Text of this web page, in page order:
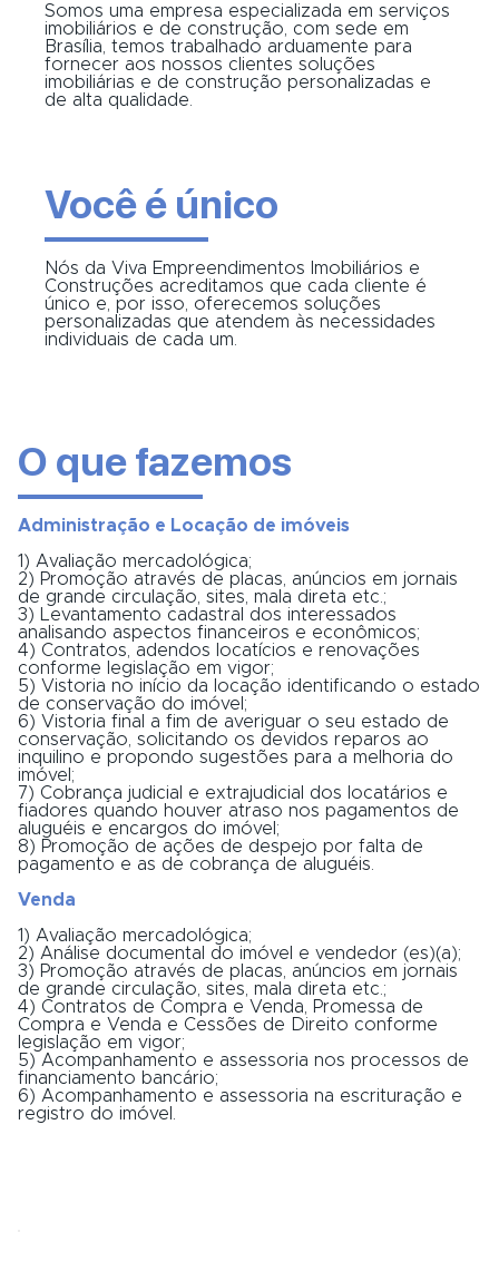
Somos uma empresa especializada em serviços
imobiliários e de construção, com sede em
Brasília, temos trabalhado arduamente para
fornecer aos nossos clientes soluções
imobiliárias e de construção personalizadas e
de alta qualidade.
Você é único
Nós da Viva Empreendimentos Imobiliários e
Construções acreditamos que cada cliente é
único e, por isso, oferecemos soluções
personalizadas que atendem às necessidades
individuais de cada um.
O que fazemos
Administração e Locação de imóveis
1) Avaliação mercadológica;
2) Promoção através de placas, anúncios em jornais
de grande circulação, sites, mala direta etc.;
3) Levantamento cadastral dos interessados
analisando aspectos financeiros e econômicos;
4) Contratos, adendos locatícios e renovações
conforme legislação em vigor;
5) Vistoria no início da locação identificando o estado
de conservação do imóvel;
6) Vistoria final a fim de averiguar o seu estado de
conservação, solicitando os devidos reparos ao
inquilino e propondo sugestões para a melhoria do
imóvel;
7) Cobrança judicial e extrajudicial dos locatários e
fiadores quando houver atraso nos pagamentos de
aluguéis e encargos do imóvel;
8) Promoção de ações de despejo por falta de
pagamento e as de cobrança de aluguéis.
Venda
1) Avaliação mercadológica;
2) Análise documental do imóvel e vendedor (es)(a);
3) Promoção através de placas, anúncios em jornais
de grande circulação, sites, mala direta etc.;
4) Contratos de Compra e Venda, Promessa de
Compra e Venda e Cessões de Direito conforme
legislação em vigor;
5) Acompanhamento e assessoria nos processos de
financiamento bancário;
6) Acompanhamento e assessoria na escrituração e
registro do imóvel.